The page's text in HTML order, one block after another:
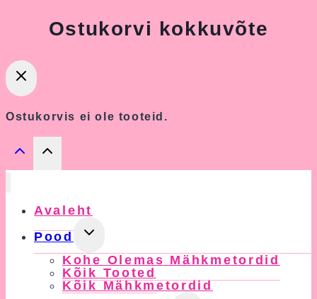
Ostukorvi kokkuvõte
Ostukorvis ei ole tooteid.
Avaleht
Pood
Toggle
Child
Menu
Kohe Olemas Mähkmetordid
Kõik Tooted
Kõik Mähkmetordid